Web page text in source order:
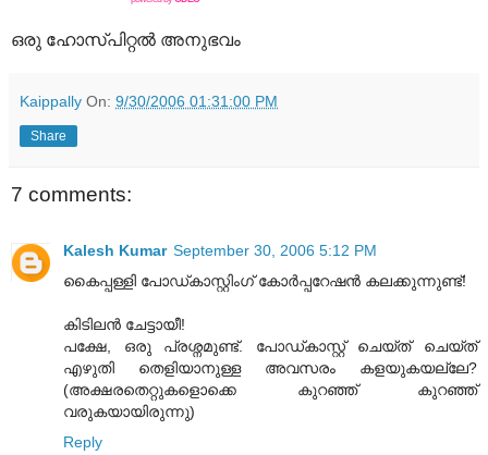
ഒരു ഹോസ്പിറ്റല്‍ അനുഭവം
Kaippally On: 9/30/2006 01:31:00 PM
Share
7 comments:
Kalesh Kumar September 30, 2006 5:12 PM
കൈപ്പള്ളി പോഡ്കാസ്റ്റിംഗ് കോര്‍പ്പറേഷന്‍ കലക്കുന്നുണ്ട്!
കിടിലന്‍ ചേട്ടായീ!
പക്ഷേ, ഒരു പ്രശ്നമുണ്ട്. പോഡ്കാസ്റ്റ് ചെയ്ത് ചെയ്ത്
എഴുതി തെളിയാനുള്ള അവസരം കളയുകയല്ലേ?
(അക്ഷരതെറ്റുകളൊക്കെ കുറഞ്ഞ് കുറഞ്ഞ്
വരുകയായിരുന്നു)
Reply